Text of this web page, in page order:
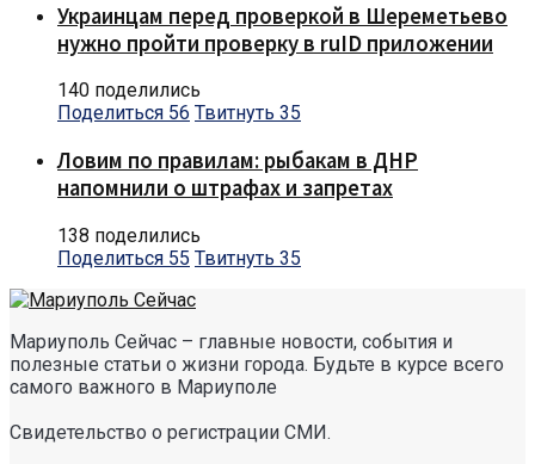
Украинцам перед проверкой в Шереметьево
нужно пройти проверку в ruID приложении
140 поделились
Поделиться 56 Твитнуть 35
Ловим по правилам: рыбакам в ДНР
напомнили о штрафах и запретах
138 поделились
Поделиться 55 Твитнуть 35
Мариуполь Сейчас – главные новости, события и
полезные статьи о жизни города. Будьте в курсе всего
самого важного в Мариуполе
Свидетельство о регистрации СМИ.